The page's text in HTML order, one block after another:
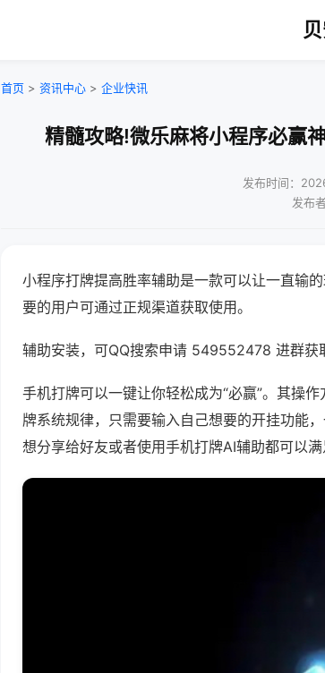
首页 > 资讯中心 > 企业快讯
精髓攻略!微乐麻将小程序必赢
发布时间：
发布
小程序打牌提高胜率辅助是一款可以让一直输
要的用户可通过正规渠道获取使用。
辅助安装，可QQ搜索申请 549552478 进群获
手机打牌可以一键让你轻松成为“必赢”。其操
牌系统规律，只需要输入自己想要的开挂功能
想分享给好友或者使用手机打牌AI辅助都可以满